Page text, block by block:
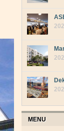
MENU